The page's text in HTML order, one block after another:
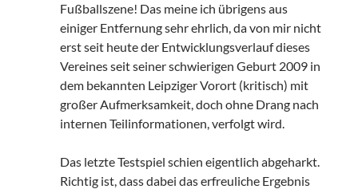
Fußballszene! Das meine ich übrigens aus
einiger Entfernung sehr ehrlich, da von mir nicht
erst seit heute der Entwicklungsverlauf dieses
Vereines seit seiner schwierigen Geburt 2009 in
dem bekannten Leipziger Vorort (kritisch) mit
großer Aufmerksamkeit, doch ohne Drang nach
internen Teilinformationen, verfolgt wird.
Das letzte Testspiel schien eigentlich abgeharkt.
Richtig ist, dass dabei das erfreuliche Ergebnis